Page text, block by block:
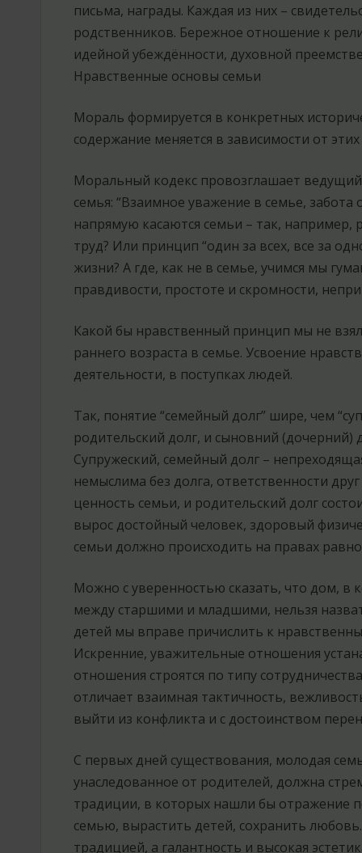
письма, награды. Каждая из них –
родственников. Бережное отношение к
идейной убеждённости, духовной
Нравственные основы семьи
Мораль формируется в конкретных
содержание меняется в зависимости от этих
Моральный кодекс провозглашает
семья: “Взаимное уважение в семье,
напрямую касаются семьи – так, например,
труд? Или принцип “один за всех, все за
жизни? А где, как не в семье, учимся мы
правдивости, простоте и скромности,
Какой бы нравственный принцип мы не
раннего возраста в семье. Усвоение
деятельности, в поступках людей.
Так, понятие “семейный долг” шире, чем
родительский долг, и сыновний (дочерний)
Супружеский, семейный долг –
немыслима без долга, ответственности
ценность семьи, и родительский долг
вырос достойный человек, здоровый
семьи должно происходить на правах
Можно с уверенностью сказать, что дом,
между старшими и младшими, нельзя
детей мы вправе причислить к
Искренние, уважительные отношения
отношения строятся по типу
отличает взаимная тактичность,
выйти из конфликта и с достоинством
С первых дней существования, молодая
унаследованное от родителей, должна
традиции, в которых нашли бы отражение
семью, вырастить детей, сохранить
традицией, а галантность и высокая